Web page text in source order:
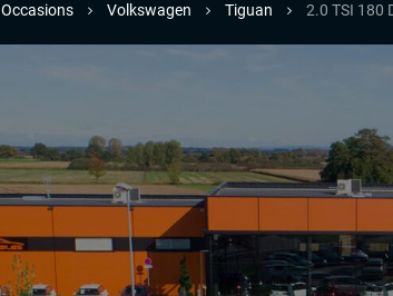
Occasions Volkswagen Tiguan 2.0 TSI 180